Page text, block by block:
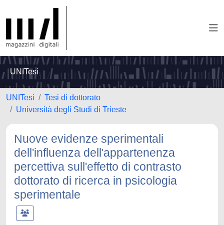
UNITesi
UNITesi
Tesi di dottorato
Università degli Studi di Trieste
Nuove evidenze sperimentali
dell'influenza dell'appartenenza
percettiva sull'effetto di contrasto
dottorato di ricerca in psicologia
sperimentale